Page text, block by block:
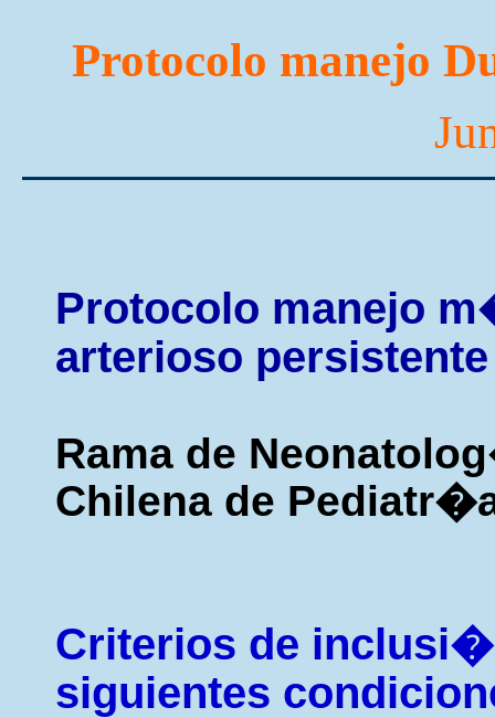
Protocolo manejo
Protocolo manejo
arterioso
Rama de
Chilena de
Criterios de
siguientes